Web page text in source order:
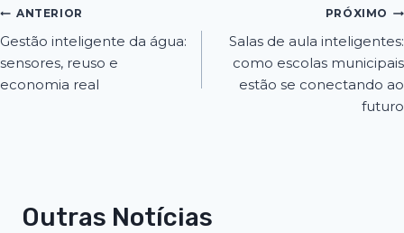
ANTERIOR
Gestão inteligente da água:
sensores, reuso e
economia real
PRÓXIMO
Salas de aula inteligentes:
como escolas municipais
estão se conectando ao
futuro
Outras Notícias